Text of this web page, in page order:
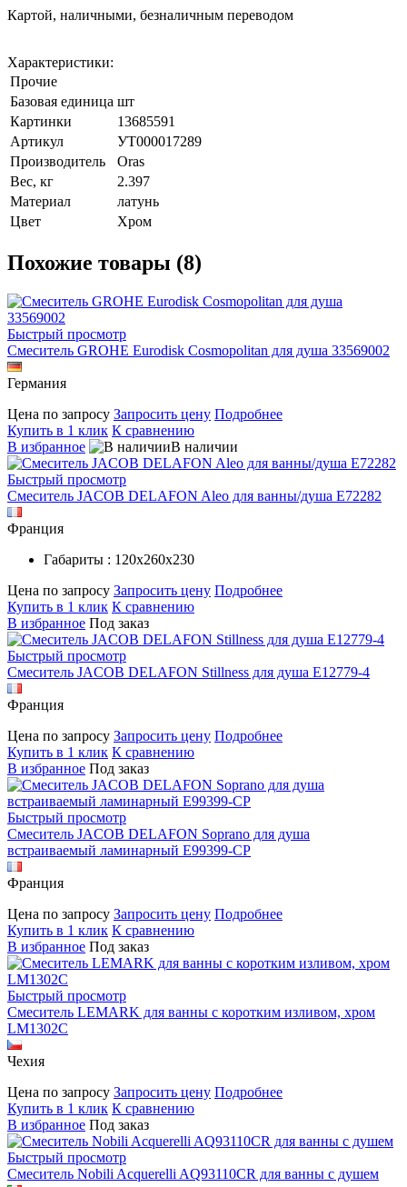
Картой, наличными, безналичным переводом
Характеристики:
Прочие
Базовая единица шт
Картинки
13685591
Артикул
УТ000017289
Производитель
Oras
Вес, кг
2.397
Материал
латунь
Цвет
Хром
Похожие товары (8)
Быстрый просмотр
Смеситель GROHE Eurodisk Cosmopolitan для душа 33569002
Германия
Цена по запросу Запросить цену Подробнее
Купить в 1 клик К сравнению
В избранное
В наличии
Быстрый просмотр
Смеситель JACOB DELAFON Aleo для ванны/душа E72282
Франция
Габариты : 120х260х230
Цена по запросу Запросить цену Подробнее
Купить в 1 клик К сравнению
В избранное Под заказ
Быстрый просмотр
Смеситель JACOB DELAFON Stillness для душа E12779-4
Франция
Цена по запросу Запросить цену Подробнее
Купить в 1 клик К сравнению
В избранное Под заказ
Быстрый просмотр
Смеситель JACOB DELAFON Soprano для душа
встраиваемый ламинарный E99399-CP
Франция
Цена по запросу Запросить цену Подробнее
Купить в 1 клик К сравнению
В избранное Под заказ
Быстрый просмотр
Смеситель LEMARK для ванны с коротким изливом, хром
LM1302C
Чехия
Цена по запросу Запросить цену Подробнее
Купить в 1 клик К сравнению
В избранное Под заказ
Быстрый просмотр
Смеситель Nobili Acquerelli AQ93110CR для ванны с душем